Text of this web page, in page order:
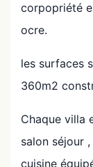
corpopriété
ocre.
les surfaces
360m2
Chaque villa
salon séjour ,
cuisine